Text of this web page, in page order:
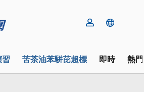
苦茶油苯駢芘超標 即時 熱